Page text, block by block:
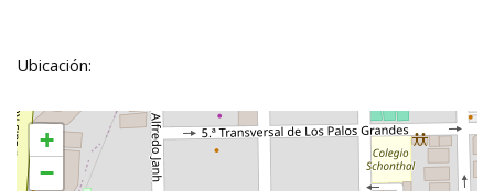
Ubicación:
+
−